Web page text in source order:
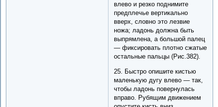
влево и резко поднимите
предплечье вертикально
вверх, словно это лезвие
ножа; ладонь должна быть
выпрямлена, а большой палец
— фиксировать плотно сжатые
остальные пальцы (Рис.382).
25. Быстро опишите кистью
маленькую дугу влево — так,
чтобы ладонь повернулась
вправо. Рубящим движением